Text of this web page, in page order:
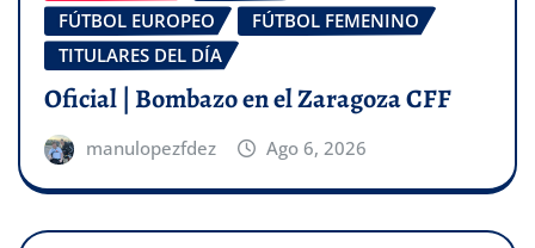
FÚTBOL EUROPEO
FÚTBOL FEMENINO
TITULARES DEL DÍA
Oficial | Bombazo en el Zaragoza CFF
manulopezfdez Ago 6, 2026